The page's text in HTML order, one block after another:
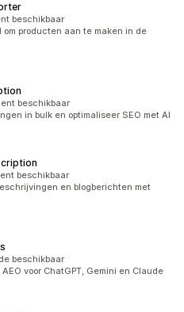
beschikbaar
om producten aan te maken in de
beschikbaar
in bulk en optimaliseer SEO met AI
beschikbaar
en blogberichten met
beschikbaar
voor ChatGPT, Gemini en Claude